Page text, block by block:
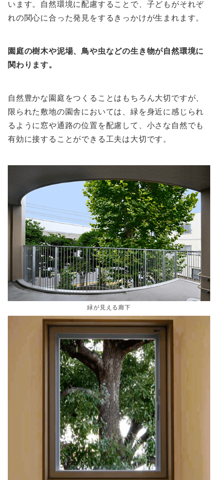
います。自然環境に配慮することで、子どもがそれぞ
れの関心に合った発見をするきっかけが生まれます。
園庭の樹木や泥場、鳥や虫などの生き物が自然環境に
関わります。
自然豊かな園庭をつくることはもちろん大切ですが、
限られた敷地の園舎においては、緑を身近に感じられ
るように窓や通路の位置を配慮して、小さな自然でも
有効に接することができる工夫は大切です。
緑が見える廊下